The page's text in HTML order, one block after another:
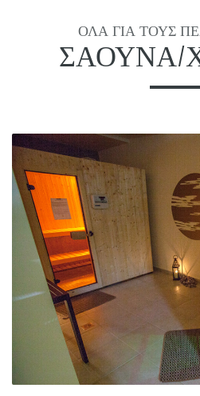
ΌΛΑ ΓΙΑ ΤΟΥΣ